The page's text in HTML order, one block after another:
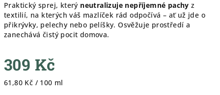
Praktický sprej, který neutralizuje nepříjemné pachy z
textilií, na kterých váš mazlíček rád odpočívá – ať už jde o
přikrývky, pelechy nebo pelíšky. Osvěžuje prostředí a
zanechává čistý pocit domova.
309 Kč
Měrná
61,80 Kč / 100 ml